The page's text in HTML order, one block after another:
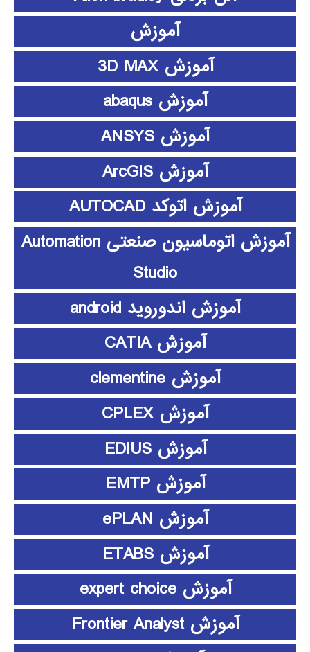
آموزش
آموزش 3D MAX
آموزش abaqus
آموزش ANSYS
آموزش ArcGIS
آموزش اتوکد AUTOCAD
آموزش اتوماسیون صنعتی Automation
Studio
آموزش اندوروید android
آموزش CATIA
آموزش clementine
آموزش CPLEX
آموزش EDIUS
آموزش EMTP
آموزش ePLAN
آموزش ETABS
آموزش expert choice
آموزش Frontier Analyst